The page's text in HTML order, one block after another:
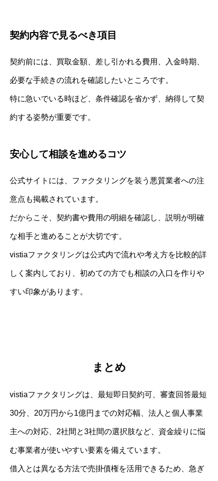
契約内容で見るべき項目
契約前には、買取金額、差し引かれる費用、入金時期、
必要な手続きの流れを確認したいところです。
特に急いでいる時ほど、条件確認を省かず、納得して契
約する姿勢が重要です。
安心して相談を進めるコツ
公式サイトには、ファクタリングを装う悪質業者への注
意点も掲載されています。
だからこそ、契約書や費用の明細を確認し、説明が明確
な相手と進めることが大切です。
vistiaファクタリングは公式内で流れや考え方を比較的詳
しく案内しており、初めての方でも相談の入口を作りや
すい印象があります。
まとめ
vistiaファクタリングは、最短即日契約可、審査回答最短
30分、20万円から1億円までの対応幅、法人と個人事業
主への対応、2社間と3社間の選択肢など、資金繰りに悩
む事業者が使いやすい要素を備えています。
借入とは異なる方法で売掛債権を活用できるため、急ぎ